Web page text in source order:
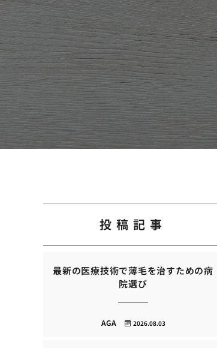
投稿記事
最新の医療技術で薄毛を治すための病
院選び
2026.08.03
AGA